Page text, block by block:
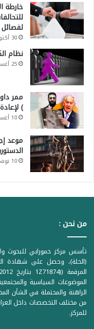
لفصائل
30 أكتوبر، 2025
نظام
25 أغسطس، 2025
)
10 أغسطس، 2025
موعد
10 نوفمبر، 2025
من نحن :
(الحلة)، وحصل على شهادة
الموضوعات السياسية
الراهنة والمحتملة في الشأن
من مختلف التخصصات داخل
للمركز.